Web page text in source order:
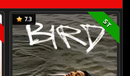
7.3 ST